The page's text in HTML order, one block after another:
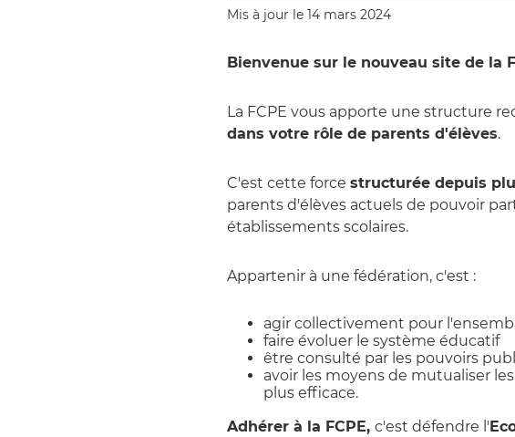
Mis à jour le 14 mars 2024
Bienvenue sur le nouveau site de la
La FCPE vous apporte une structure
dans votre rôle de parents d'élèves.
C'est cette force structurée depuis
parents d'élèves actuels de pouvoir
établissements scolaires.
Appartenir à une fédération, c'est :
agir collectivement pour
faire évoluer le système éducatif
être consulté par les pouvoirs
avoir les moyens de mutualiser
plus efficace.
Adhérer à la FCPE, c'est défendre l'